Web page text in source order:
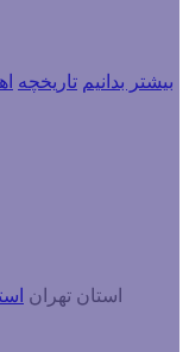
بیشتر بدانیم تاریخچه
استان تهران